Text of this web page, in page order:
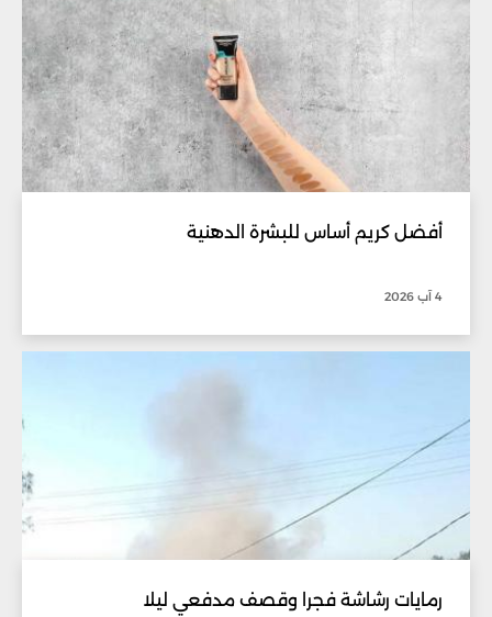
أفضل كريم أساس للبشرة الدهنية
4 آب 2026
رمايات رشاشة فجرا وقصف مدفعي ليلا